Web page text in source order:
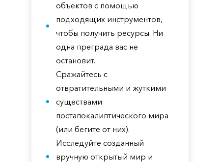
объектов с помощью
подходящих инструментов,
чтобы получить ресурсы. Ни
одна преграда вас не
остановит.
Сражайтесь с
отвратительными и жуткими
существами
постапокалиптического мира
(или бегите от них).
Исследуйте созданный
вручную открытый мир и